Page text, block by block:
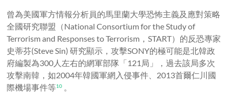
曾為美國軍方情報分析員的馬里蘭大學恐怖主義及應對策略
全國研究聯盟（National Consortium for the Study of
Terrorism and Responses to Terrorism，START）的反恐專家
史蒂芬(Steve Sin) 研究顯示，攻擊SONY的極可能是北韓政
府編製為300人左右的網軍部隊「121局」，過去該局多次
攻擊南韓，如2004年韓國軍網入侵事件、2013首爾仁川國
際機場事件等10 。